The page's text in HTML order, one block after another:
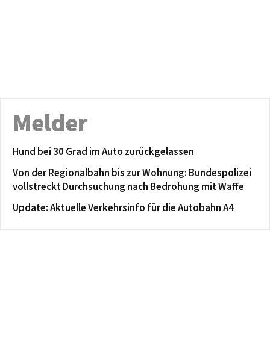
Melder
Hund bei 30 Grad im Auto zurückgelassen
Von der Regionalbahn bis zur Wohnung: Bundespolizei
vollstreckt Durchsuchung nach Bedrohung mit Waffe
Update: Aktuelle Verkehrsinfo für die Autobahn A4